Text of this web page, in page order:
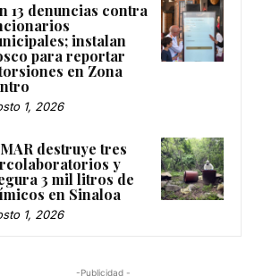
13 denuncias contra
instalan
para reportar
en Zona
1, 2026
destruye tres
y
3 mil litros de
en Sinaloa
1, 2026
-Publicidad -